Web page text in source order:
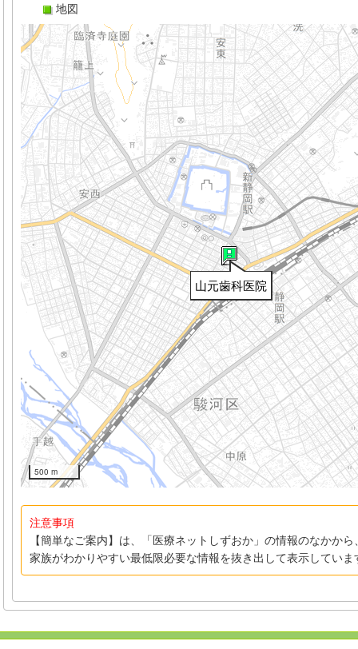
地図
山元歯科医院
500 m
注意事項
【簡単なご案内】は、「医療ネットしずおか」の情報のなかか
家族がわかりやすい最低限必要な情報を抜き出して表示していま